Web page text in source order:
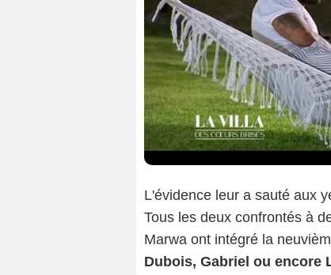
L'évidence leur a sauté aux
Tous les deux confrontés à
Marwa ont intégré la
Dubois, Gabriel ou encore